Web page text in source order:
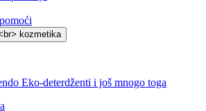
Eko-deterdženti i još mnogo toga